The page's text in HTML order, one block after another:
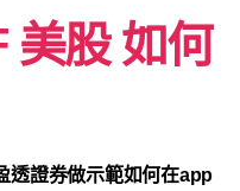
美股 如何
透證券做示範如何在app